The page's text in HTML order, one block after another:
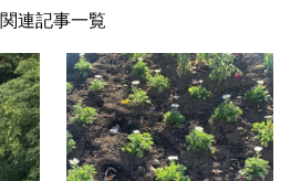
関連記事一覧